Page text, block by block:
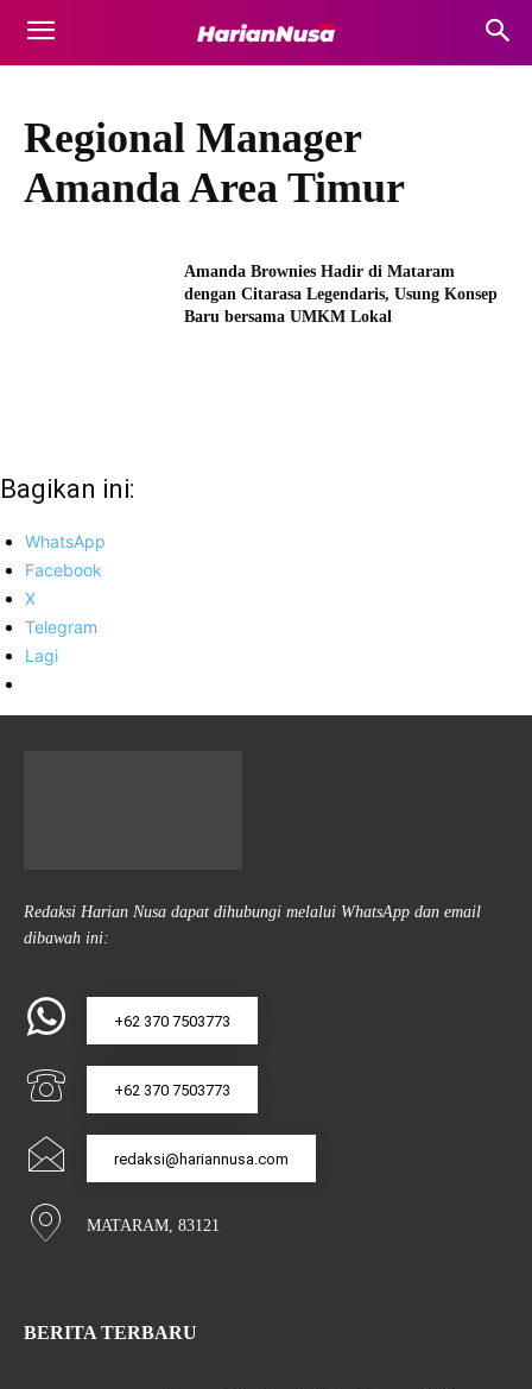
Regional Manager
Amanda Area Timur
Amanda Brownies Hadir di Mataram
dengan Citarasa Legendaris, Usung Konsep
Baru bersama UMKM Lokal
Bagikan ini:
WhatsApp
Facebook
X
Telegram
Lagi
Redaksi Harian Nusa dapat dihubungi melalui WhatsApp dan email
dibawah ini:
+62 370 7503773
+62 370 7503773
redaksi@hariannusa.com
MATARAM, 83121
BERITA TERBARU